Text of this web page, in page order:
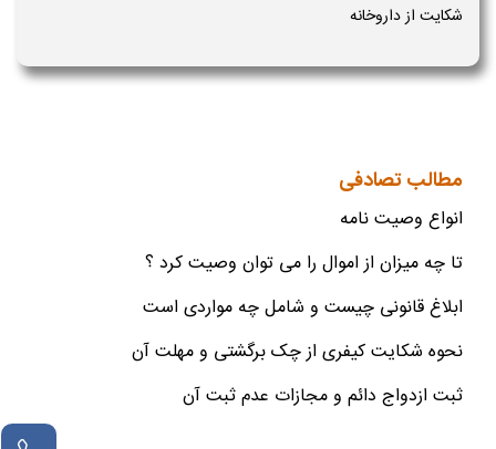
شکایت از داروخانه
مطالب تصادفی
انواع وصیت نامه
تا چه میزان از اموال را می توان وصیت کرد ؟
ابلاغ قانونی چیست و شامل چه مواردی است
نحوه شکایت کیفری از چک برگشتی و مهلت آن
ثبت ازدواج دائم و مجازات عدم ثبت آن